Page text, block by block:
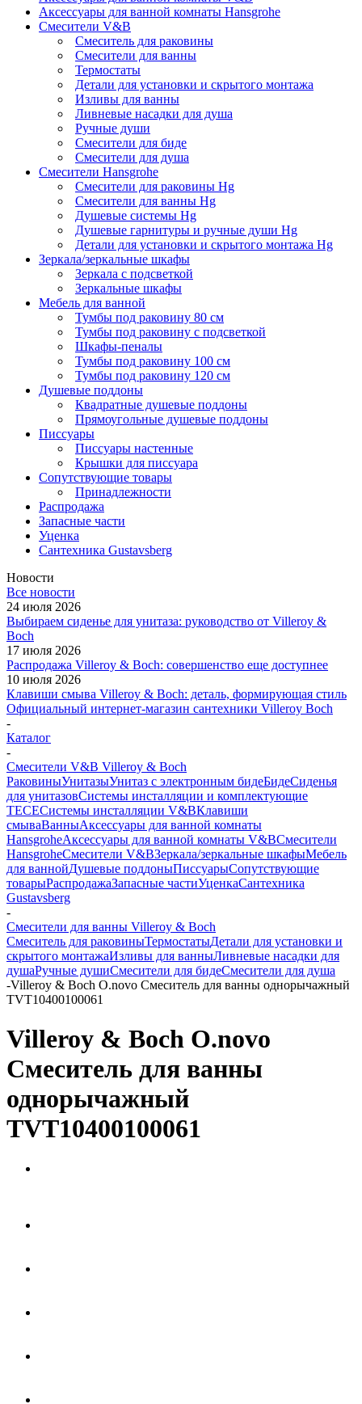
Аксессуары для ванной комнаты Hansgrohe
Смесители V&B
Смеситель для раковины
Смесители для ванны
Термостаты
Детали для установки и скрытого монтажа
Изливы для ванны
Ливневые насадки для душа
Ручные души
Смесители для биде
Смесители для душа
Смесители Hansgrohe
Смесители для раковины Hg
Смесители для ванны Hg
Душевые системы Hg
Душевые гарнитуры и ручные души Hg
Детали для установки и скрытого монтажа Hg
Зеркала/зеркальные шкафы
Зеркала с подсветкой
Зеркальные шкафы
Мебель для ванной
Тумбы под раковину 80 см
Тумбы под раковину с подсветкой
Шкафы-пеналы
Тумбы под раковину 100 см
Тумбы под раковину 120 см
Душевые поддоны
Квадратные душевые поддоны
Прямоугольные душевые поддоны
Писсуары
Писсуары настенные
Крышки для писсуара
Сопутствующие товары
Принадлежности
Распродажа
Запасные части
Уценка
Сантехника Gustavsberg
Новости
Все новости
24 июля 2026
Выбираем сиденье для унитаза: руководство от Villeroy &
Boch
17 июля 2026
Распродажа Villeroy & Boch: совершенство еще доступнее
10 июля 2026
Клавиши смыва Villeroy & Boch: деталь, формирующая стиль
Официальный интернет-магазин сантехники Villeroy Boch
-
Каталог
-
Смесители V&B Villeroy & Boch
РаковиныУнитазыУнитаз с электронным бидеБидеСиденья
для унитазовСистемы инсталляции и комплектующие
TECEСистемы инсталляции V&BКлавиши
смываВанныАксессуары для ванной комнаты
HansgroheАксессуары для ванной комнаты V&BСмесители
HansgroheСмесители V&BЗеркала/зеркальные шкафыМебель
для ваннойДушевые поддоныПиссуарыСопутствующие
товарыРаспродажаЗапасные частиУценкаСантехника
Gustavsberg
-
Смесители для ванны Villeroy & Boch
Смеситель для раковиныТермостатыДетали для установки и
скрытого монтажаИзливы для ванныЛивневые насадки для
душаРучные душиСмесители для бидеСмесители для душа
-Villeroy & Boch O.novo Смеситель для ванны однорычажный
TVT10400100061
Villeroy & Boch O.novo
Смеситель для ванны
однорычажный
TVT10400100061